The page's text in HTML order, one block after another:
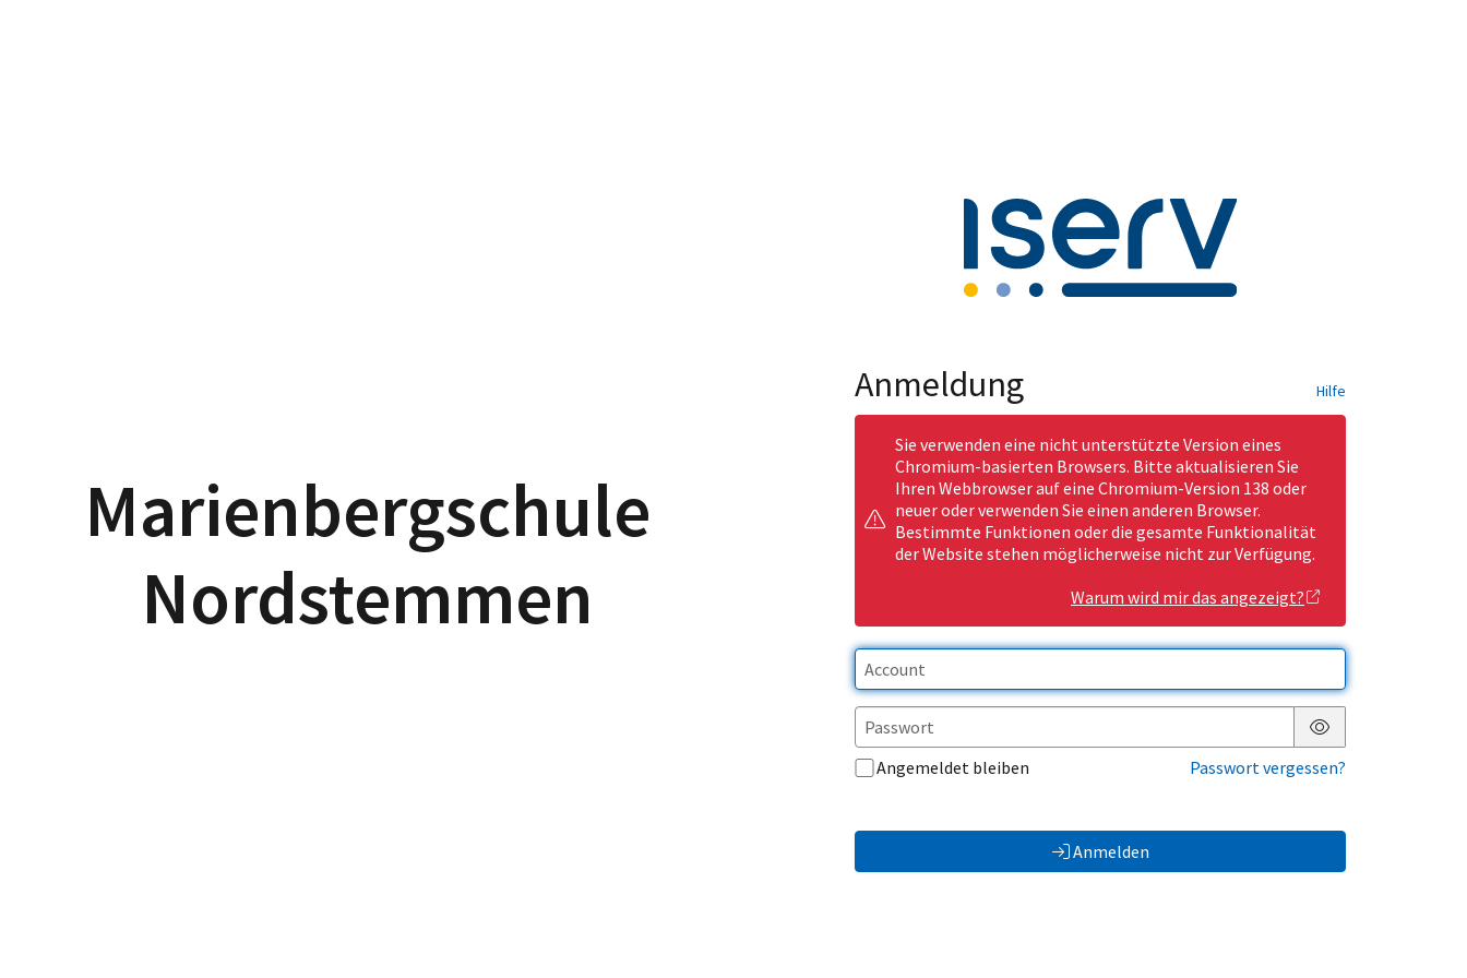
Marienbergschule
Nordstemmen
Anmeldung Hilfe
Sie verwenden eine nicht unterstützte Version eines
Chromium-basierten Browsers. Bitte aktualisieren Sie
Ihren Webbrowser auf eine Chromium-Version 138 oder
neuer oder verwenden Sie einen anderen Browser.
Bestimmte Funktionen oder die gesamte Funktionalität
der Website stehen möglicherweise nicht zur Verfügung.
Warum wird mir das angezeigt?
Passwort anzeigen
Angemeldet bleiben
Passwort vergessen?
Anmelden